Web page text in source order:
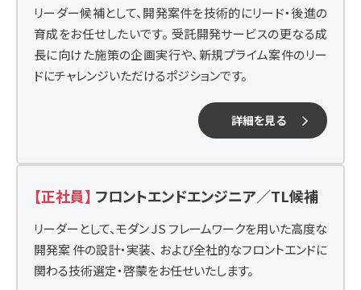
リーダー候補として、開発案件を技術的にリード・後進の
育成をお任せしたいです。 受託開発サービスの更なる成
長に向けた施策の企画実行や、新規プライム案件のリー
ドにチャレンジいただけるポジションです。
詳細を見る
【正社員】 フロントエンドエンジニア／TL候補
リーダーとして、モダン JS フレームワークを用いた高度な
開発案 件の設計・実装、 および全社的なフロントエンドに
関わる技術選定・啓蒙をお任せいたします。